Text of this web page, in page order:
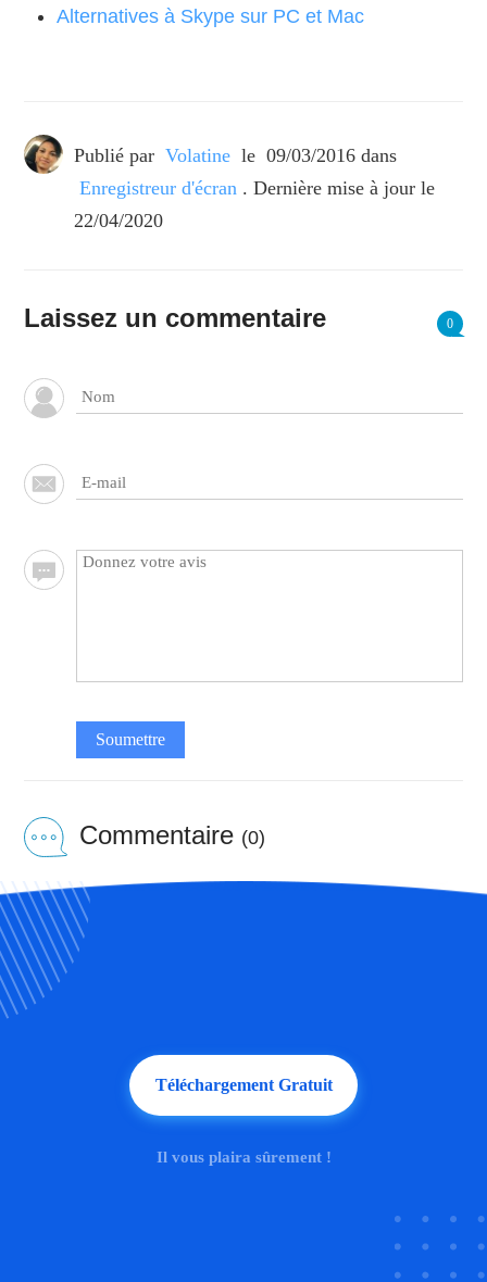
Alternatives à Skype sur PC et Mac
Publié par Volatine le 09/03/2016 dans
Enregistreur d'écran . Dernière mise à jour le
22/04/2020
Laissez un commentaire 0
Soumettre
Commentaire (0)
Téléchargement Gratuit
Il vous plaira sûrement !